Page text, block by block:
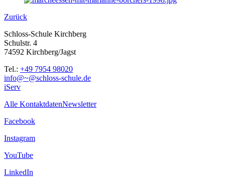
Zurück
Schloss-Schule Kirchberg
Schulstr. 4
74592 Kirchberg/Jagst
Tel.: +49 7954 98020
info@~@schloss-schule.de
iServ
Alle KontaktdatenNewsletter
Facebook
Instagram
YouTube
LinkedIn